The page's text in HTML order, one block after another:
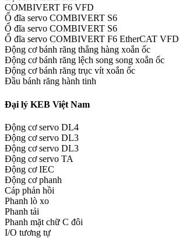
COMBIVERT F6 VFD
Ổ đĩa servo COMBIVERT S6
Ổ đĩa servo COMBIVERT S6
Ổ đĩa servo COMBIVERT F6 EtherCAT VFD
Động cơ bánh răng thẳng hàng xoắn ốc
Động cơ bánh răng lệch song song xoắn ốc
Động cơ bánh răng trục vít xoắn ốc
Đầu bánh răng hành tinh
Đại lý KEB Việt Nam
Động cơ servo DL4
Động cơ servo DL3
Động cơ servo DL3
Động cơ servo TA
Động cơ IEC
Động cơ phanh
Cáp phản hồi
Phanh lò xo
Phanh tải
Phanh mặt chữ C đôi
I/O tương tự